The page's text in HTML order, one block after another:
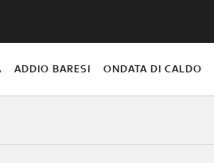
ADDIO BARESI ONDATA DI CALDO